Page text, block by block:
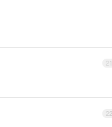
21
22